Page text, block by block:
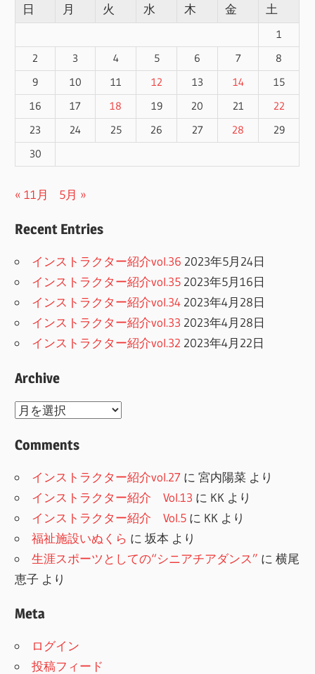
日
月 火 水 木 金 土
1
2
3 4 5 6 7
8
9
10 11 12 13 14
15
16
17 18 19 20 21
22
23
24 25 26 27 28
29
30
« 11月 5月 »
Recent Entries
インストラクター紹介vol.36 2023年5月24日
インストラクター紹介vol.35 2023年5月16日
インストラクター紹介vol.34 2023年4月28日
インストラクター紹介vol.33 2023年4月28日
インストラクター紹介vol.32 2023年4月22日
Archive
Archive
Comments
インストラクター紹介vol.27 に宮内陽菜 より
インストラクター紹介 Vol.13 に KK より
インストラクター紹介 Vol.5 に KK より
福祉施設いぬくら に坂本 より
生涯スポーツとしての“シニアチアダンス” に横尾
恵子 より
Meta
ログイン
投稿フィード